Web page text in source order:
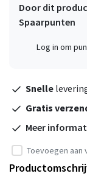
Door dit
Spaarpunten
Log in om
Snelle
Gratis
Meer
Toevoegen aan